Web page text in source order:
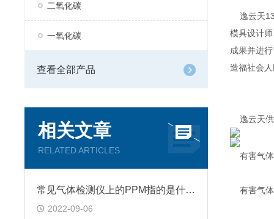
二氧化碳
一氧化碳
查看全部产品
相关文章
RELATED ARTICLES
常见气体检测仪上的PPM指的是什么?
2022-09-06
逸云天13
模具设计
成果并进
造福社会
逸云天
有害气体
有害气体